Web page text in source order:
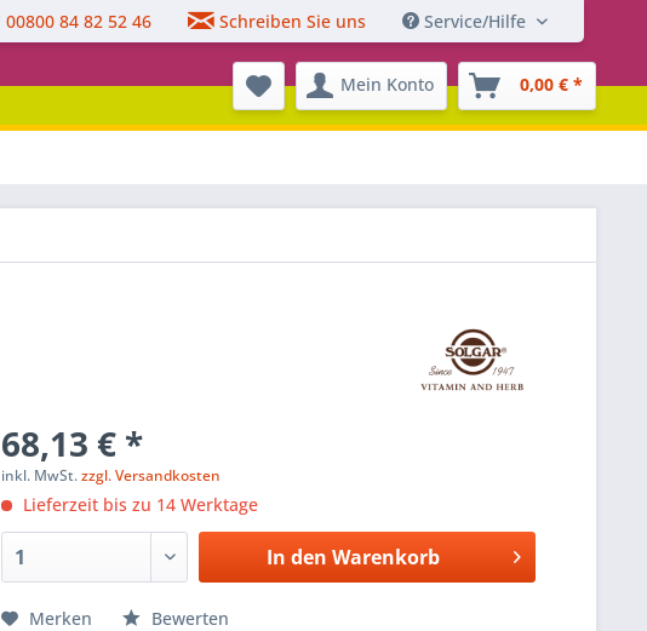
00800 84 82 52 46 Schreiben Sie uns Service/Hilfe
Mein Konto 0,00 € *
68,13 € *
inkl. MwSt.zzgl. Versandkosten
Lieferzeit bis zu 14 Werktage
In den Warenkorb
Merken Bewerten